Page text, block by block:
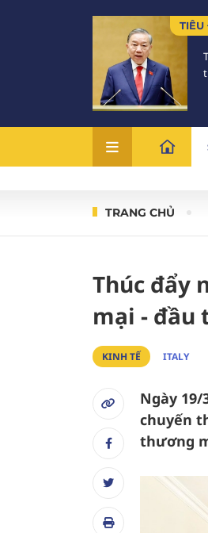
TRANG CHỦ
Thúc đẩy
mại - đầu
KINH TẾ ITALY
Ngày
chuyến
thương